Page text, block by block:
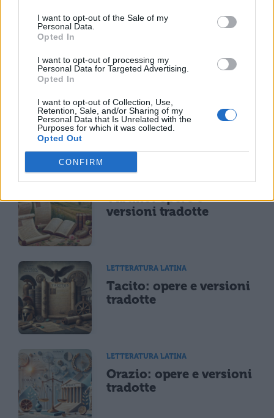
I want to opt-out of the Sale of my
Personal Data.
Opted In
I want to opt-out of processing my
Personal Data for Targeted Advertising.
Opted In
I want to opt-out of Collection, Use,
Retention, Sale, and/or Sharing of my
Personal Data that Is Unrelated with the
Purposes for which it was collected.
Opted Out
CONFIRM
Riassunto libro per
Riassunto e Analisi
Libro 11 Eneide
LETTERATURA LATINA
Tibullo: opere e
versioni tradotte
LETTERATURA LATINA
Tacito: opere e versioni
tradotte
LETTERATURA LATINA
Orazio: opere e versioni
tradotte